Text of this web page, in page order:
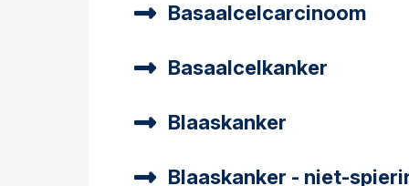
Basaalcelcarcinoom
Basaalcelkanker
Blaaskanker
Blaaskanker - niet-